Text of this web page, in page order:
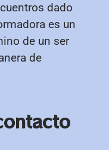
dado
es un
de un ser
de